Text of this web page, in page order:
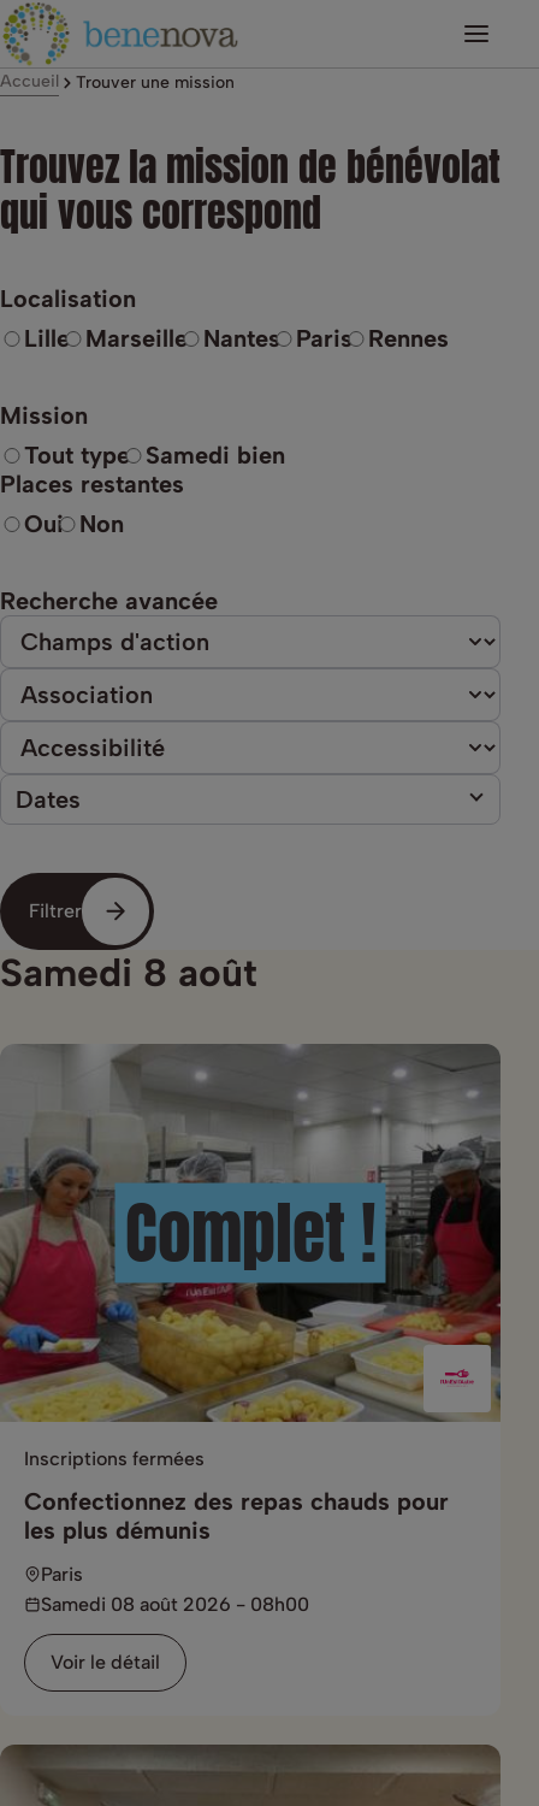
Accueil Trouver une mission
Trouvez la mission de bénévolat
qui vous correspond
Localisation
Lille Marseille Nantes Paris Rennes
Mission
Tout type Samedi bien
Places restantes
Oui Non
Recherche avancée
Dates
Filtrer
Samedi 8 août
Complet !
Inscriptions fermées
Confectionnez des repas chauds pour
les plus démunis
Paris
Samedi 08 août 2026 - 08h00
Voir le détail